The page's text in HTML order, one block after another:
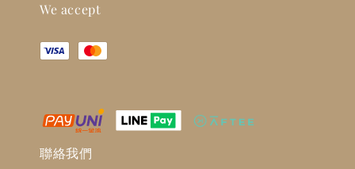
We accept
聯絡我們